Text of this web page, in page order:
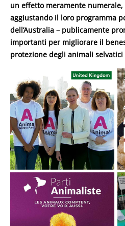
un effetto meramente
aggiustando il loro programma
dell’Australia – publicamente
importanti per migliorare il
protezione degli animali